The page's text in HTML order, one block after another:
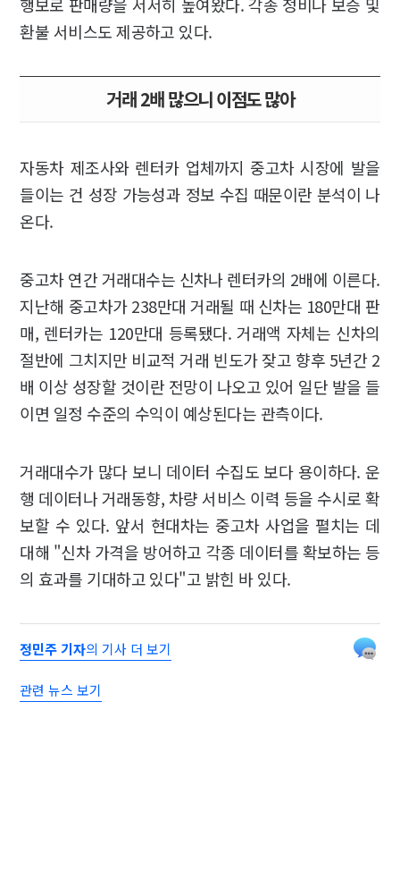
환불 서비스도 제공하고 있다.
거래 2배 많으니 이점도 많아
자동차 제조사와 렌터카 업체까지 중고차 시장에 발을
들이는 건 성장 가능성과 정보 수집 때문이란 분석이 나
온다.
중고차 연간 거래대수는 신차나 렌터카의 2배에 이른다.
지난해 중고차가 238만대 거래될 때 신차는 180만대 판
매, 렌터카는 120만대 등록됐다. 거래액 자체는 신차의
절반에 그치지만 비교적 거래 빈도가 잦고 향후 5년간 2
배 이상 성장할 것이란 전망이 나오고 있어 일단 발을 들
이면 일정 수준의 수익이 예상된다는 관측이다.
거래대수가 많다 보니 데이터 수집도 보다 용이하다. 운
행 데이터나 거래동향, 차량 서비스 이력 등을 수시로 확
보할 수 있다. 앞서 현대차는 중고차 사업을 펼치는 데
대해 "신차 가격을 방어하고 각종 데이터를 확보하는 등
의 효과를 기대하고 있다"고 밝힌 바 있다.
정민주 기자의 기사 더 보기
관련 뉴스 보기